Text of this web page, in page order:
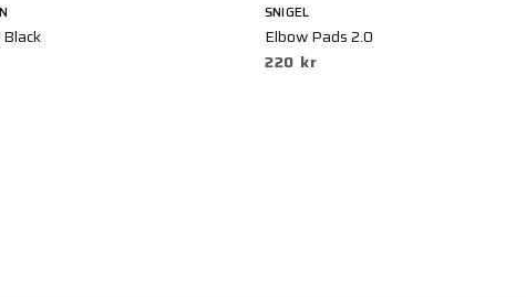
SNIGEL
Elbow Pads 2.0
220 kr